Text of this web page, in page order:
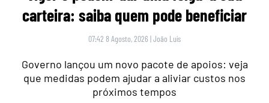
carteira: saiba quem pode beneficiar
07:42 8 Agosto, 2026 |João Luís
Governo lançou um novo pacote de apoios: veja
que medidas podem ajudar a aliviar custos nos
próximos tempos